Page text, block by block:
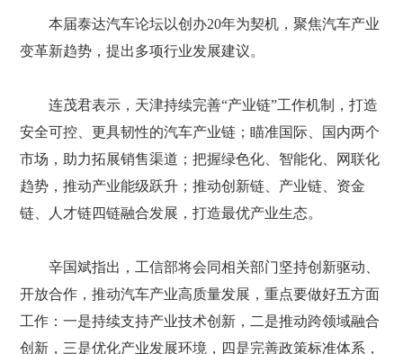
本届泰达汽车论坛以创办20年为契机，聚焦汽车产业
变革新趋势，提出多项行业发展建议。
连茂君表示，天津持续完善“产业链”工作机制，打造
安全可控、更具韧性的汽车产业链；瞄准国际、国内两个
市场，助力拓展销售渠道；把握绿色化、智能化、网联化
趋势，推动产业能级跃升；推动创新链、产业链、资金
链、人才链四链融合发展，打造最优产业生态。
辛国斌指出，工信部将会同相关部门坚持创新驱动、
开放合作，推动汽车产业高质量发展，重点要做好五方面
工作：一是持续支持产业技术创新，二是推动跨领域融合
创新，三是优化产业发展环境，四是完善政策标准体系，